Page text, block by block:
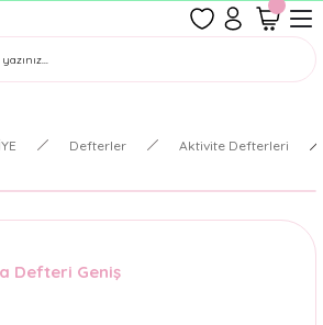
Aynı Gün Kargoda!
Defterler Aktivite Defterleri
Defteri Geniş